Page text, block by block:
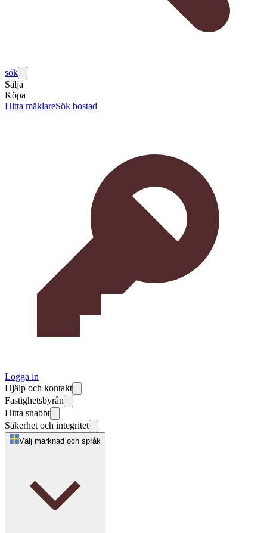
sök
Sälja
Köpa
Hitta mäklareSök bostad
Logga in
Hjälp och kontakt
Fastighetsbyrån
Hitta snabbt
Säkerhet och integritet
Välj marknad och språk